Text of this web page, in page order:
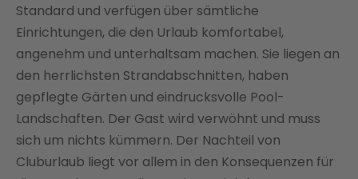
Standard und verfügen über sämtliche
Einrichtungen, die den Urlaub komfortabel,
angenehm und unterhaltsam machen. Sie liegen an
den herrlichsten Strandabschnitten, haben
gepflegte Gärten und eindrucksvolle Pool-
Landschaften. Der Gast wird verwöhnt und muss
sich um nichts kümmern. Der Nachteil von
Cluburlaub liegt vor allem in den Konsequenzen für